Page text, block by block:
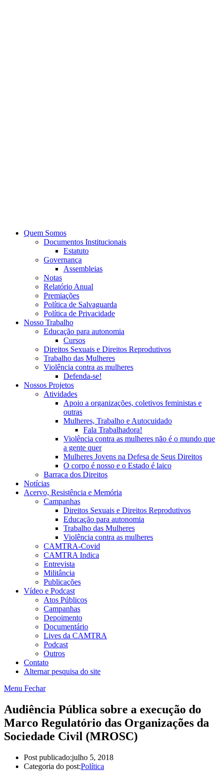
Quem Somos
Documentos Institucionais
Estatuto
Governança
Assembleias
Notas
Relatório Anual
Premiações
Política de Salvaguarda
Política de Privacidade
Nosso Trabalho
Educação para autonomia
Cursos
Direitos Sexuais e Direitos Reprodutivos
Trabalho das Mulheres
Violência contra as mulheres
Defenda-se!
Nossos Projetos
Atividades
Apoio a organizações, coletivos feministas e
outras
Mulheres, Trabalho e Autocuidado
Fala Trabalhadora!
Violência contra as mulheres não é o mundo que
a gente quer
Mulheres Jovens na Defesa de Seus Direitos
O corpo é nosso e o Estado é laico
Barraca dos Direitos
Notícias
Acervo, Resistência e Memória
Campanhas
Direitos Sexuais e Direitos Reprodutivos
Educação para autonomia
Trabalho das Mulheres
Violência contra as mulheres
CAMTRA-Covid
CAMTRA Indica
Entrevista
Militância
Publicações
Vídeo e Podcast
Atos Públicos
Campanhas
Depoimento
Documentário
Lives da CAMTRA
Podcast
Outros
Contato
Alternar pesquisa do site
Menu Fechar
Audiência Pública sobre a execução do
Marco Regulatório das Organizações da
Sociedade Civil (MROSC)
Post publicado:julho 5, 2018
Categoria do post:Política